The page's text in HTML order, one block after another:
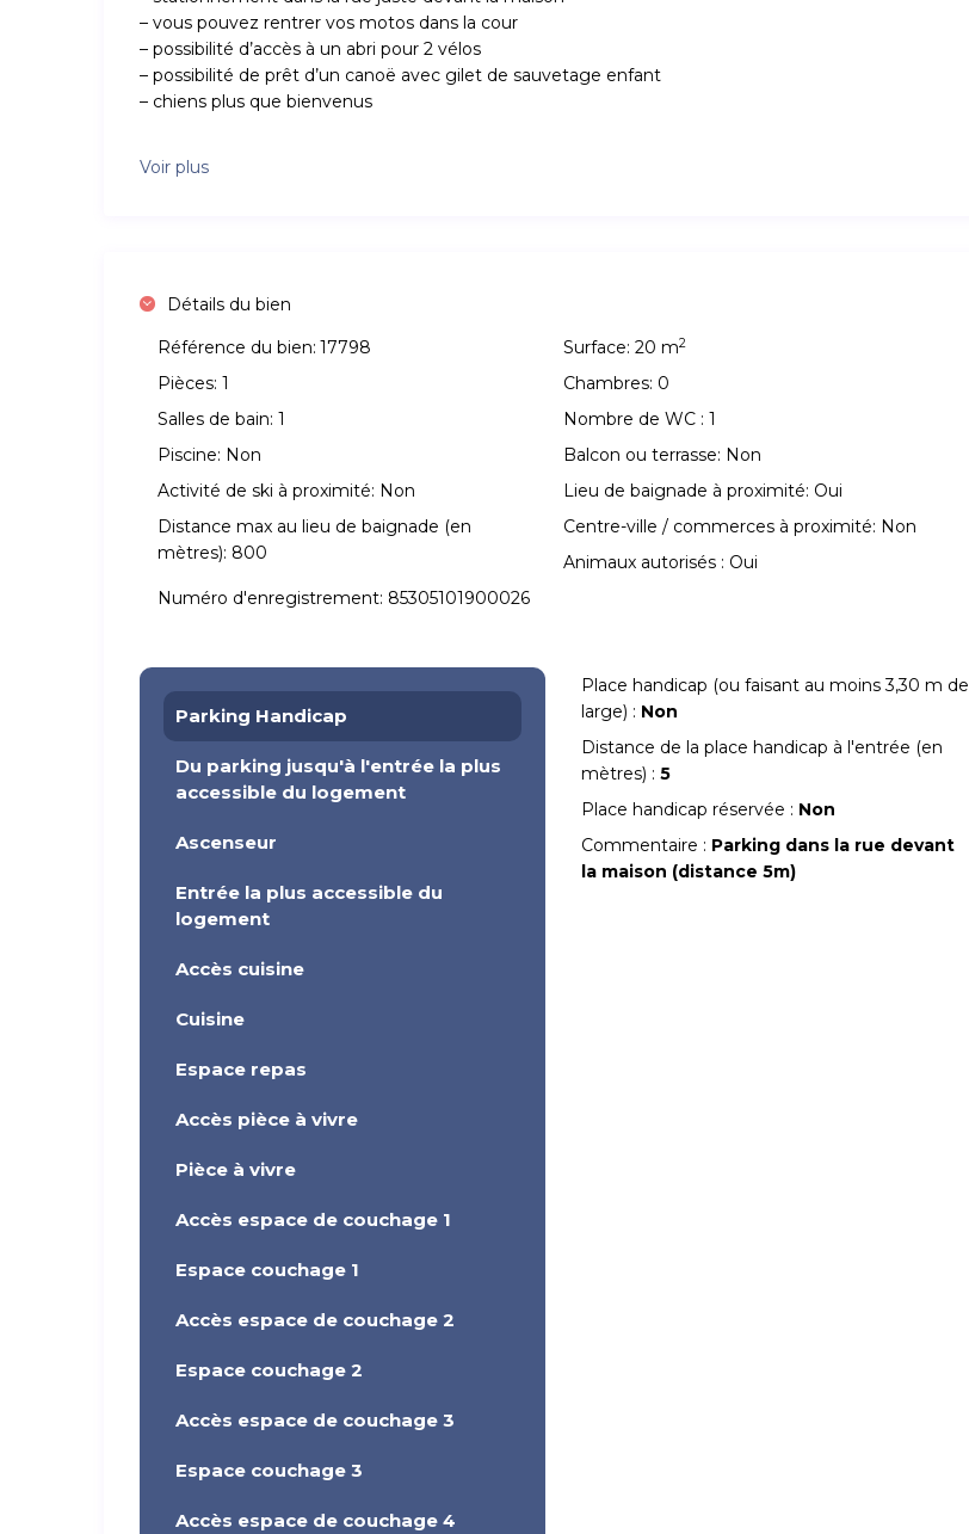
– vous pouvez rentrer vos motos dans la cour
– possibilité d’accès à un abri pour 2 vélos
– possibilité de prêt d’un canoë avec gilet de sauvetage enfant
– chiens plus que bienvenus
Voir plus
Détails du bien
Référence du bien: 17798 Surface: 20 m2
Pièces: 1 Chambres: 0
Salles de bain: 1 Nombre de WC : 1
Piscine: Non Balcon ou terrasse: Non
Activité de ski à proximité: Non Lieu de baignade à proximité: Oui
Distance max au lieu de baignade (en
mètres): 800
Centre-ville / commerces à proximité: Non
Animaux autorisés : Oui
Numéro d'enregistrement: 85305101900026
Parking Handicap
Du parking jusqu'à l'entrée la plus
accessible du logement
Ascenseur
Entrée la plus accessible du
logement
Accès cuisine
Cuisine
Espace repas
Accès pièce à vivre
Pièce à vivre
Accès espace de couchage 1
Espace couchage 1
Accès espace de couchage 2
Espace couchage 2
Accès espace de couchage 3
Espace couchage 3
Accès espace de couchage 4
Place handicap (ou faisant au moins 3,30 m de
large) : Non
Distance de la place handicap à l'entrée (en
mètres) : 5
Place handicap réservée : Non
Commentaire : Parking dans la rue devant
la maison (distance 5m)